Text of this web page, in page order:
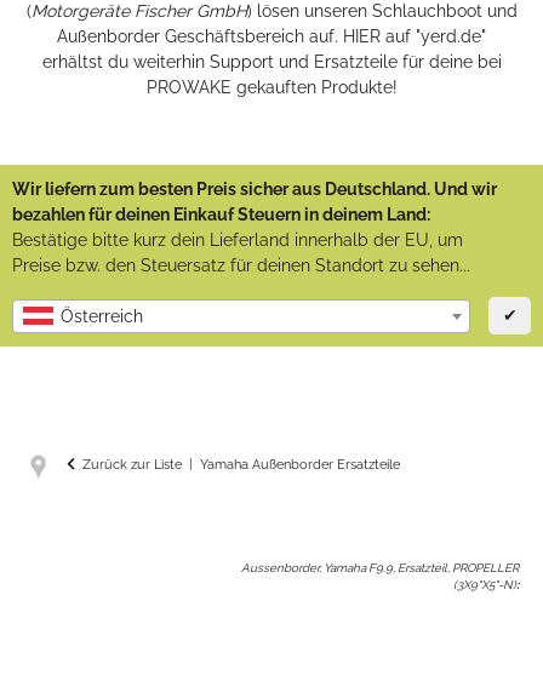
(Motorgeräte Fischer GmbH) lösen unseren Schlauchboot und
Außenborder Geschäftsbereich auf. HIER auf "yerd.de"
erhältst du weiterhin Support und Ersatzteile für deine bei
PROWAKE gekauften Produkte!
Wir liefern zum besten Preis sicher aus Deutschland. Und wir
bezahlen für deinen Einkauf Steuern in deinem Land:
Bestätige bitte kurz dein Lieferland innerhalb der EU, um
Preise bzw. den Steuersatz für deinen Standort zu sehen...
Österreich ✔
Zurück zur Liste Yamaha Außenborder Ersatzteile
Aussenborder, Yamaha F9.9, Ersatzteil, PROPELLER
(3X9"X5"-N):